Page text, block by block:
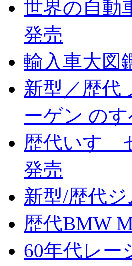
世界の自動
発売
輸入車大図
新型／歴代
ーゲン の
歴代いすゞ
発売
新型/歴代
歴代BMW
60年代レー